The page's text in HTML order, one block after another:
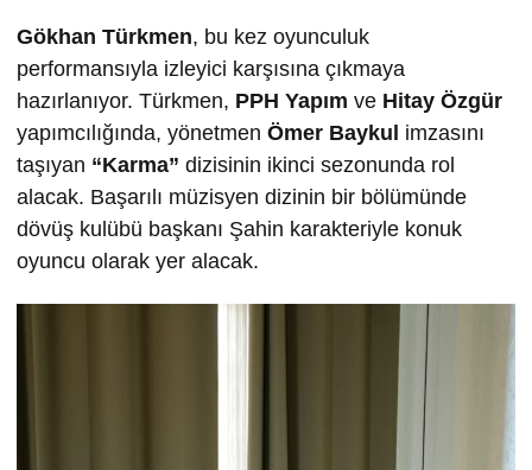
Gökhan Türkmen, bu kez oyunculuk
performansıyla izleyici karşısına çıkmaya
hazırlanıyor. Türkmen, PPH Yapım ve Hitay Özgür
yapımcılığında, yönetmen Ömer Baykul imzasını
taşıyan “Karma” dizisinin ikinci sezonunda rol
alacak. Başarılı müzisyen dizinin bir bölümünde
dövüş kulübü başkanı Şahin karakteriyle konuk
oyuncu olarak yer alacak.